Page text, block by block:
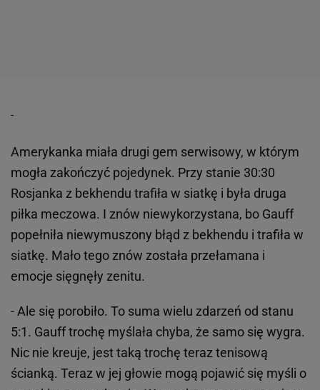
Amerykanka miała drugi gem serwisowy, w którym
mogła zakończyć pojedynek. Przy stanie 30:30
Rosjanka z bekhendu trafiła w siatkę i była druga
piłka meczowa. I znów niewykorzystana, bo Gauff
popełniła niewymuszony błąd z bekhendu i trafiła w
siatkę. Mało tego znów została przełamana i
emocje sięgnęły zenitu.
- Ale się porobiło. To suma wielu zdarzeń od stanu
5:1. Gauff trochę myślała chyba, że samo się wygra.
Nic nie kreuje, jest taką trochę teraz tenisową
ścianką. Teraz w jej głowie mogą pojawić się myśli o